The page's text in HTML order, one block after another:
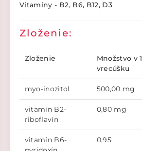
Vitamíny - B2, B6, B12, D3
Zloženie:
Zloženie
Množstvo v 1
vrecúšku
myo-inozitol 500,00 mg
vitamín B2-
riboflavín
0,80 mg
vitamín B6-
0,95